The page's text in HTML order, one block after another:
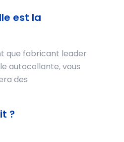
est la
que fabricant leader
autocollante, vous
des
?